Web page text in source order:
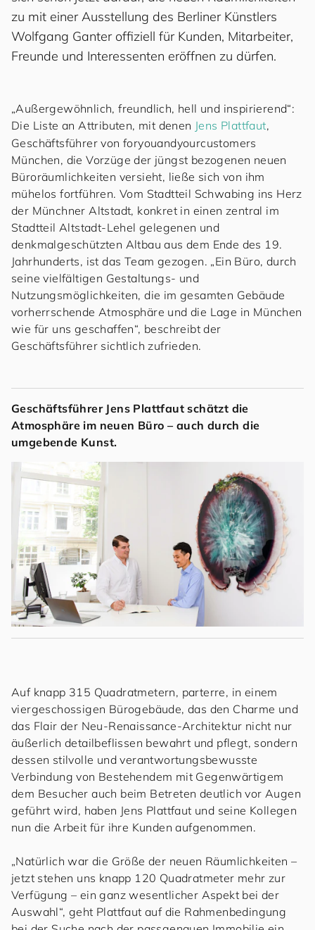
zu mit einer Ausstellung des Berliner Künstlers
Wolfgang Ganter offiziell für Kunden, Mitarbeiter,
Freunde und Interessenten eröffnen zu dürfen.
„Außergewöhnlich, freundlich, hell und inspirierend“:
Die Liste an Attributen, mit denen Jens Plattfaut,
Geschäftsführer von foryouandyourcustomers
München, die Vorzüge der jüngst bezogenen neuen
Büroräumlichkeiten versieht, ließe sich von ihm
mühelos fortführen. Vom Stadtteil Schwabing ins Herz
der Münchner Altstadt, konkret in einen zentral im
Stadtteil Altstadt-Lehel gelegenen und
denkmalgeschützten Altbau aus dem Ende des 19.
Jahrhunderts, ist das Team gezogen. „Ein Büro, durch
seine vielfältigen Gestaltungs- und
Nutzungsmöglichkeiten, die im gesamten Gebäude
vorherrschende Atmosphäre und die Lage in München
wie für uns geschaffen“, beschreibt der
Geschäftsführer sichtlich zufrieden.
Geschäftsführer Jens Plattfaut schätzt die
Atmosphäre im neuen Büro – auch durch die
umgebende Kunst.
Auf knapp 315 Quadratmetern, parterre, in einem
viergeschossigen Bürogebäude, das den Charme und
das Flair der Neu-Renaissance-Architektur nicht nur
äußerlich detailbeflissen bewahrt und pflegt, sondern
dessen stilvolle und verantwortungsbewusste
Verbindung von Bestehendem mit Gegenwärtigem
dem Besucher auch beim Betreten deutlich vor Augen
geführt wird, haben Jens Plattfaut und seine Kollegen
nun die Arbeit für ihre Kunden aufgenommen.
„Natürlich war die Größe der neuen Räumlichkeiten –
jetzt stehen uns knapp 120 Quadratmeter mehr zur
Verfügung – ein ganz wesentlicher Aspekt bei der
Auswahl“, geht Plattfaut auf die Rahmenbedingung